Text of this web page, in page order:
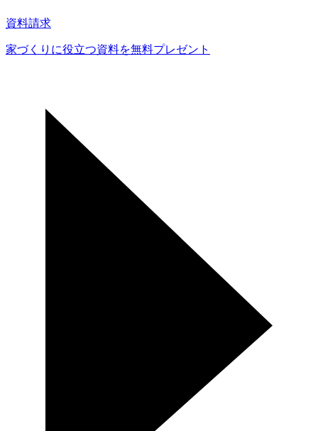
り
資料請求
家づくりに役立つ資料を無料プレゼント